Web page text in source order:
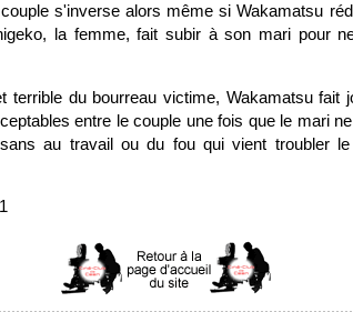
s'inverse alors même si Wakamatsu
la femme, fait subir à son mari pour
terrible du bourreau victime, Wakamatsu fait
entre le couple une fois que le mari
au travail ou du fou qui vient troubler